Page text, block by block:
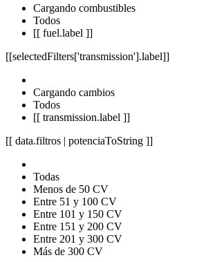
Cargando combustibles
Todos
[[ fuel.label ]]
[[selectedFilters['transmission'].label]]
Cargando cambios
Todos
[[ transmission.label ]]
[[ data.filtros | potenciaToString ]]
Todas
Menos de 50 CV
Entre 51 y 100 CV
Entre 101 y 150 CV
Entre 151 y 200 CV
Entre 201 y 300 CV
Más de 300 CV